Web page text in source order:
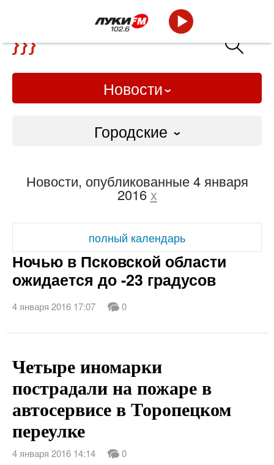
Новости
Городские
Слово Дело
Народные
ВТРК
Новости, опубликованные 4 января
2016 x
полный календарь
Ночью в Псковской области
ожидается до -23 градусов
4 января 2016 17:07 0
Четыре иномарки
пострадали на пожаре в
автосервисе в Торопецком
переулке
4 января 2016 14:14 0